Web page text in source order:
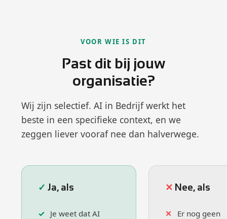
VOOR WIE IS DIT
Past dit bij jouw
organisatie?
Wij zijn selectief. AI in Bedrijf werkt het
beste in een specifieke context, en we
zeggen liever vooraf nee dan halverwege.
Ja, als
Je weet dat AI
Nee, als
Er nog geen